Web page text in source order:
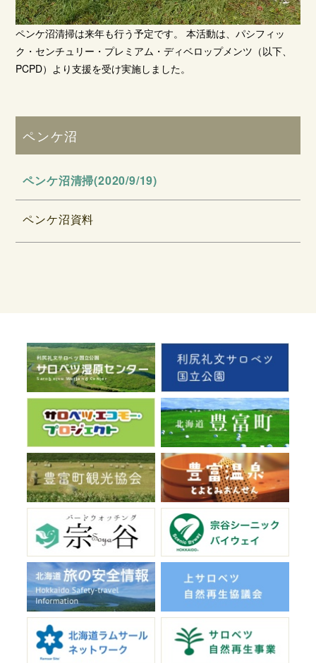
ペンケ沼清掃は来年も行う予定です。 本活動は、パシフィッ
ク・センチュリー・プレミアム・ディベロップメンツ（以下、
PCPD）より支援を受け実施しました。
ペンケ沼
ペンケ沼清掃(2020/9/19)
ペンケ沼資料